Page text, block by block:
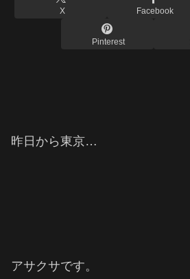
X Facebook
Pinterest
昨日から東京…
アサクサです。